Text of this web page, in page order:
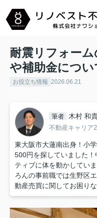
耐震リフォー
や補助金につ
お役立ち情報 2026.06.21
筆者 木村 和
不動産キャリア
東大阪市大蓮南出身！小
500円を探していました
ティブに体を動かしてい
ろんの事前職では生野区
動産売買に関してお困り